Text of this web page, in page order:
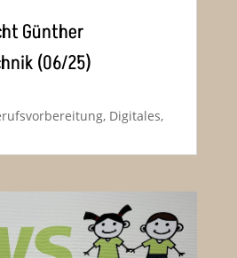
Günther
(06/25)
, Digitales,